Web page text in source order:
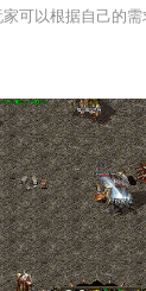
可以根据自己的